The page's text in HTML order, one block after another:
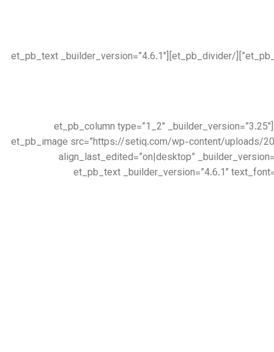
[/et_pb_text][et_pb_divider color=”#979797″ divider_weight=”2px” _builder_version=”4.6.1″ max_width=”100px” locked=”off”][/et_pb_divider][et_pb_text _builder_version=”4.6.1″
[/et_pb_text][et_pb_accordion _builder_version=”4.6.1″ _module_preset=”default”][/et_pb_accordion][/et_pb_column][et_pb_column type=”1_2″ _builder_version=”3.25″
custom_padding=”|||” custom_padding__hover=”|||”][et_pb_image src=”https://
align_last_edited=”on|desktop”
box_shadow_blur=”140px” box_shadow_spread=”-40px” box_shadow_color=”rgba(0,0,0,0.4)”][/et_pb_image][et_pb_text